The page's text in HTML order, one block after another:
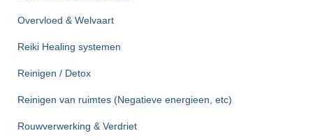
Overvloed & Welvaart
Reiki Healing systemen
Reinigen / Detox
Reinigen van ruimtes (Negatieve energieen, etc)
Rouwverwerking & Verdriet